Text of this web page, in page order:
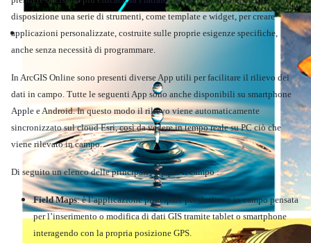
Territorio
disposizione una serie di strumenti, come template e widget, per creare
applicazioni personalizzate, costruite sulle proprie esigenze specifiche,
anche senza necessità di programmare.
In ArcGIS Online sono presenti diverse App utili per facilitare il rilievo dei
dati in campo. Tutte le seguenti App sono anche disponibili su smartphone
Apple e Android.In questo modo il rilievo viene automaticamente
sincronizzato sul cloud Esri, così da vedere in tempo reale su PC ciò che
viene rilevato in campo.
Di seguito un elenco delle principali App per il campo :
Field Maps: è l’applicazione principale per il rilievo in campo pensata
per l’inserimento o modifica di dati GIS tramite tablet o smartphone
interagendo con la propria posizione GPS.